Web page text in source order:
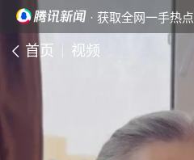
· 获取全网一手热点
首页 视频